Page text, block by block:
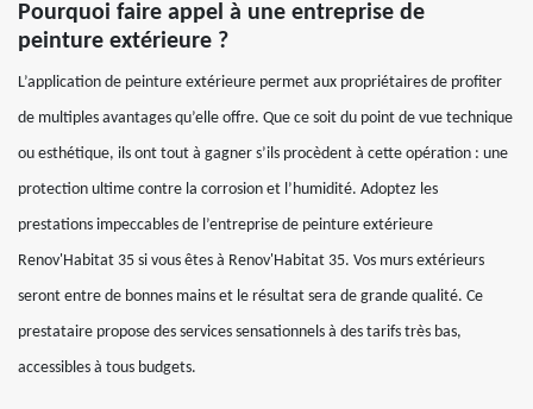
Pourquoi faire appel à une entreprise de
peinture extérieure ?
L’application de peinture extérieure permet aux propriétaires de profiter
de multiples avantages qu’elle offre. Que ce soit du point de vue technique
ou esthétique, ils ont tout à gagner s’ils procèdent à cette opération : une
protection ultime contre la corrosion et l’humidité. Adoptez les
prestations impeccables de l’entreprise de peinture extérieure
Renov'Habitat 35 si vous êtes à Renov'Habitat 35. Vos murs extérieurs
seront entre de bonnes mains et le résultat sera de grande qualité. Ce
prestataire propose des services sensationnels à des tarifs très bas,
accessibles à tous budgets.